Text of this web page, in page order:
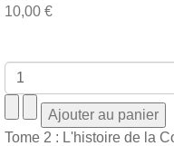
10,00 €
Tome 2 : L'histoire de la